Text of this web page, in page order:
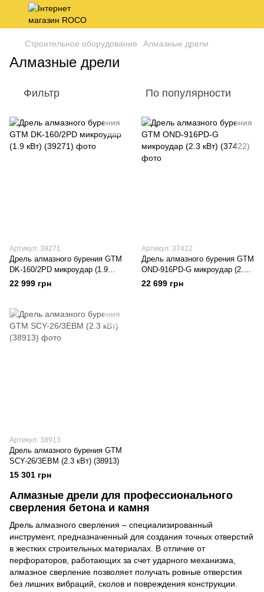
Строительное оборудование Алмазные дрели
Алмазные дрели
Фильтр По популярности
Артикул: 39271
Дрель алмазного бурения GTM
DK-160/2PD микроудар (1.9
кВт) (39271)
22 999 грн
Артикул: 37422
Дрель алмазного бурения GTM
OND-916PD-G микроудар (2.3
кВт) (37422)
22 699 грн
Артикул: 38913
Дрель алмазного бурения GTM
SCY-26/3EBM (2.3 кВт) (38913)
15 301 грн
Алмазные дрели для профессионального
сверления бетона и камня
Дрель алмазного сверления – специализированный
инструмент, предназначенный для создания точных отверстий
в жестких строительных материалах. В отличие от
перфораторов, работающих за счет ударного механизма,
алмазное сверление позволяет получать ровные отверстия
без лишних вибраций, сколов и повреждения конструкции.